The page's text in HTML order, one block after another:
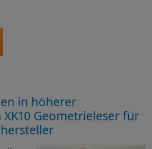
in höherer
Geometrieleser für